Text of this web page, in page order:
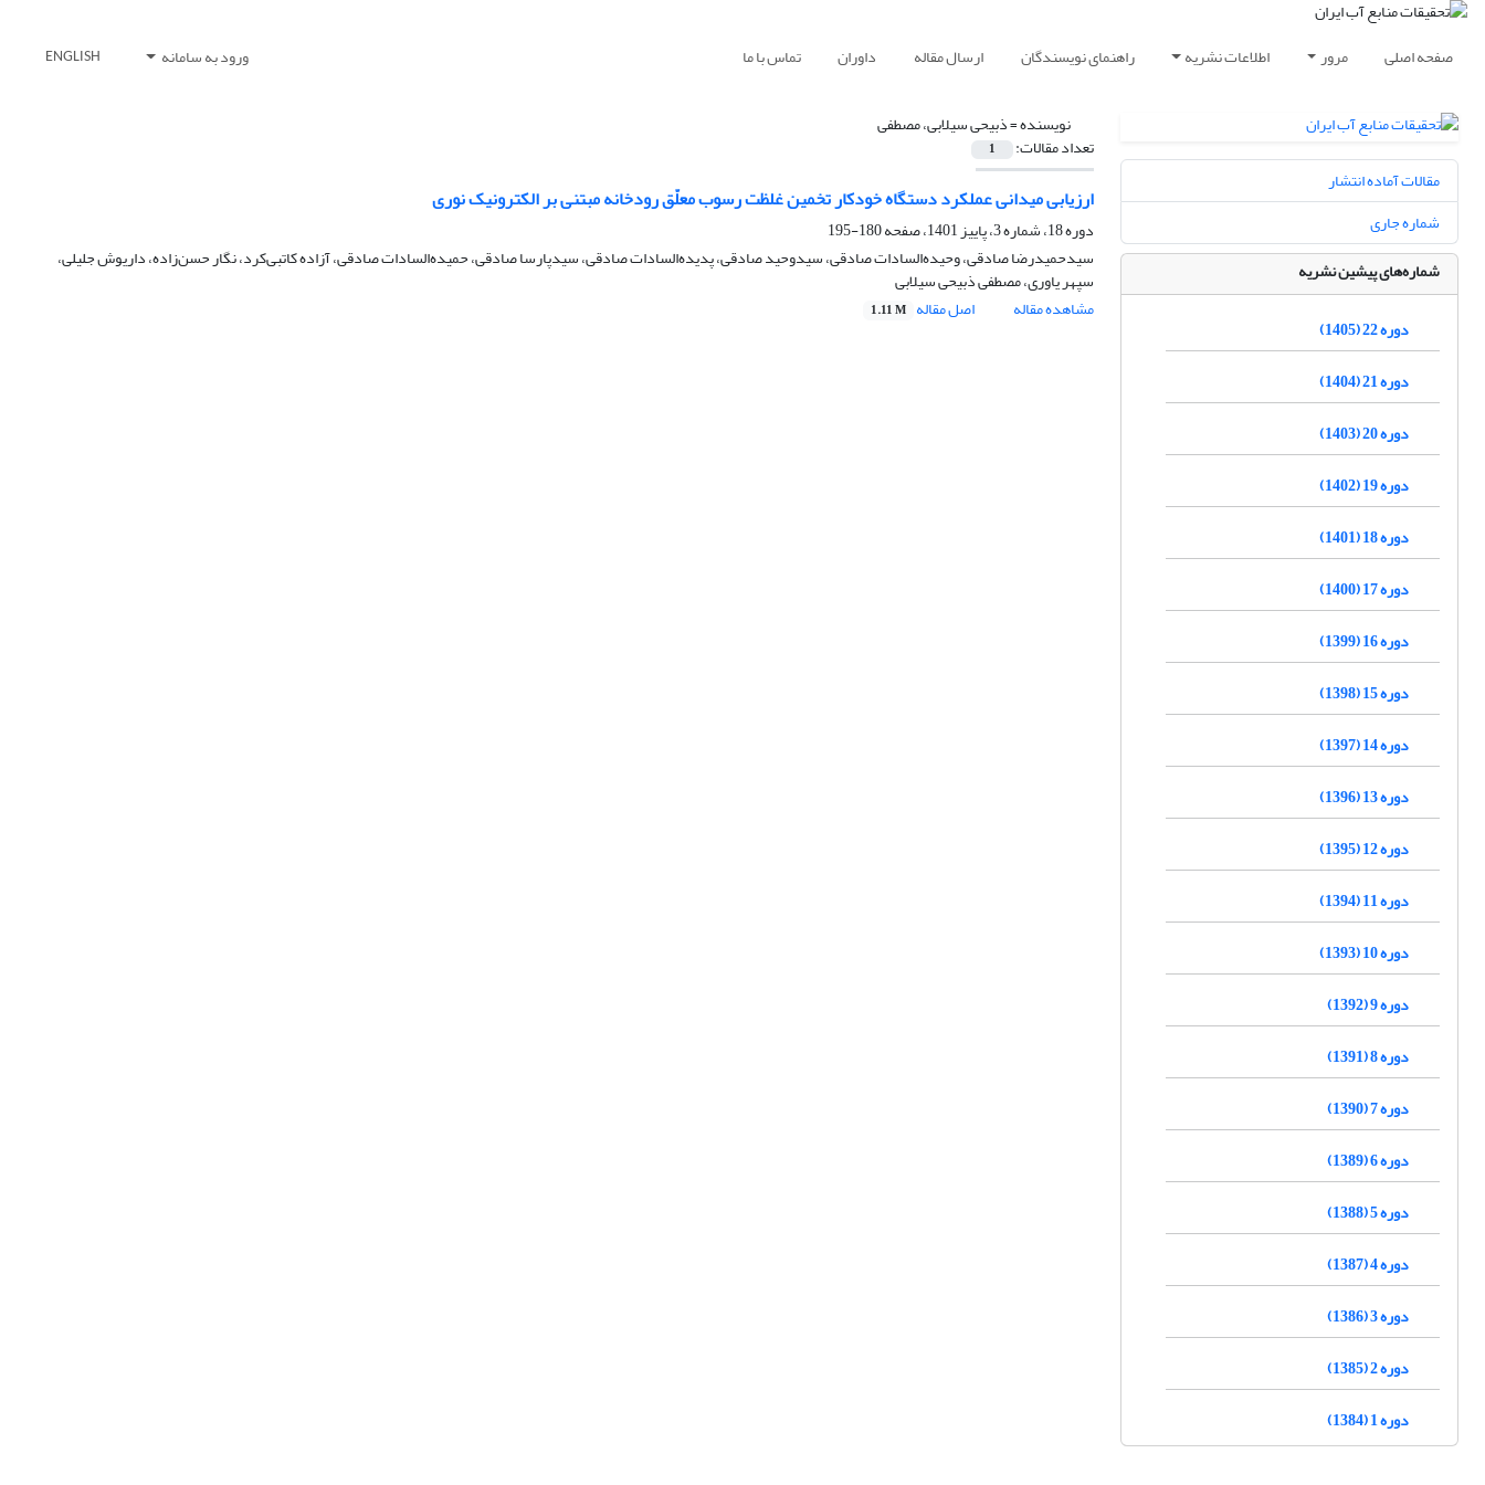
صفحه اصلی مرور اطلاعات نشریه راهنمای نویسندگان ارسال مقاله داوران تماس با ما ورود به سامانه ENGLISH
نویسنده =ذبیحی سیلابی، مصطفی
تعداد مقالات: 1
ارزیابی میدانی عملکرد دستگاه خودکار تخمین غلظت رسوب معلّق رودخانه مبتنی بر الکترونیک نوری
دوره 18، شماره 3، پاییز 1401، صفحه
180-195
سیدحمیدرضا صادقی، وحیده‌السادات صادقی، سیدوحید صادقی، پدیده‌السادات صادقی، سیدپارسا صادقی، حمیده‌السادات صادقی، آزاده کاتبی‌کرد، نگار حسن‌زاده، داریوش جلیلی،
سپهر یاوری، مصطفی ذبیحی سیلابی
مشاهده مقاله
اصل مقاله 1.11 M
مقالات آماده انتشار
شماره جاری
شماره‌های پیشین نشریه
دوره 22 (1405)
دوره 21 (1404)
دوره 20 (1403)
دوره 19 (1402)
دوره 18 (1401)
دوره 17 (1400)
دوره 16 (1399)
دوره 15 (1398)
دوره 14 (1397)
دوره 13 (1396)
دوره 12 (1395)
دوره 11 (1394)
دوره 10 (1393)
دوره 9 (1392)
دوره 8 (1391)
دوره 7 (1390)
دوره 6 (1389)
دوره 5 (1388)
دوره 4 (1387)
دوره 3 (1386)
دوره 2 (1385)
دوره 1 (1384)